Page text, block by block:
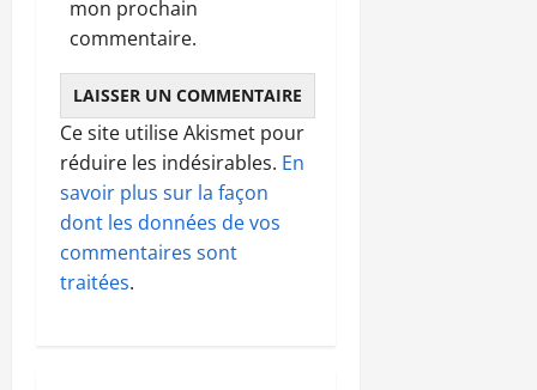
mon prochain
commentaire.
Ce site utilise Akismet pour
réduire les indésirables. En
savoir plus sur la façon
dont les données de vos
commentaires sont
traitées.